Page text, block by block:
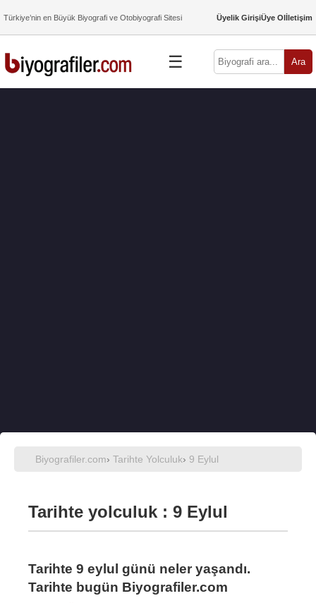
Türkiye’nin en Büyük Biyografi ve Otobiyografi Sitesi Üyelik GirişiÜye Olİletişim
☰ Ara
Biyografiler.com› Tarihte Yolculuk› 9 Eylul
Tarihte yolculuk : 9 Eylul
Tarihte 9 eylul günü neler yaşandı.
Tarihte bugün Biyografiler.com